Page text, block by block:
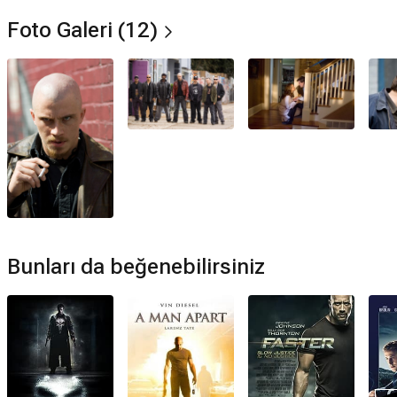
Hayır. Film Netflix'te yayınlanmamaktadır.
Amazon Prime'da var mı?
Hayır. Film Amazon Prime'da yayınlanmamaktadır.
Müzikleri kime ait?
Ölüm Emri filmi müzikleri
hazırlanmıştır.
Hayır. Ölüm Emri için devam filmi bulunmamaktadır.
Foto Galeri (12)
Bunları da beğenebilirsiniz